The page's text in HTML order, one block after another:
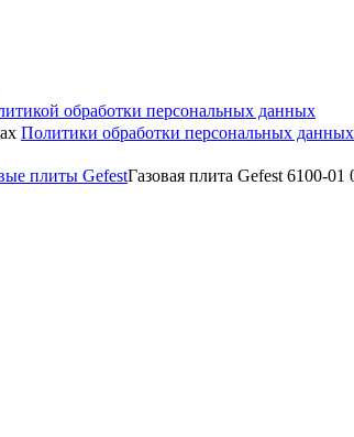
обработки персональных данных
Политики обработки персональных данных
плиты GefestГазовая плита Gefest 6100-01